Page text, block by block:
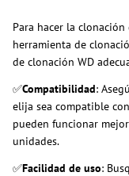
Para hacer la
herramienta de
de clonación WD
✅Compatibilidad:
elija sea compatible
pueden funcionar
unidades.
✅Facilidad de uso: